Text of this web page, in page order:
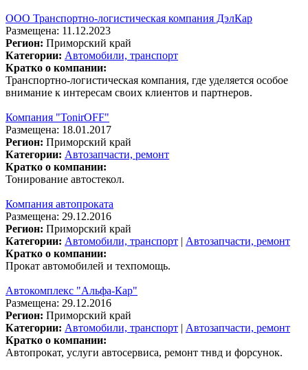
ООО Транспортно-логистическая компания ДэлКар
Размещена: 11.12.2023
Регион: Приморский край
Категории: Автомобили, транспорт
Кратко о компании:
Транспортно-логистическая компания, где уделяется особое
внимание к интересам своих клиентов и партнеров.
Компания "TonirOFF"
Размещена: 18.01.2017
Регион: Приморский край
Категории: Автозапчасти, ремонт
Кратко о компании:
Тонирование автостекол.
Компания автопроката
Размещена: 29.12.2016
Регион: Приморский край
Категории: Автомобили, транспорт | Автозапчасти, ремонт
Кратко о компании:
Прокат автомобилей и техпомощь.
Автокомплекс "Альфа-Кар"
Размещена: 29.12.2016
Регион: Приморский край
Категории: Автомобили, транспорт | Автозапчасти, ремонт
Кратко о компании:
Автопрокат, услуги автосервиса, ремонт тнвд и форсунок.